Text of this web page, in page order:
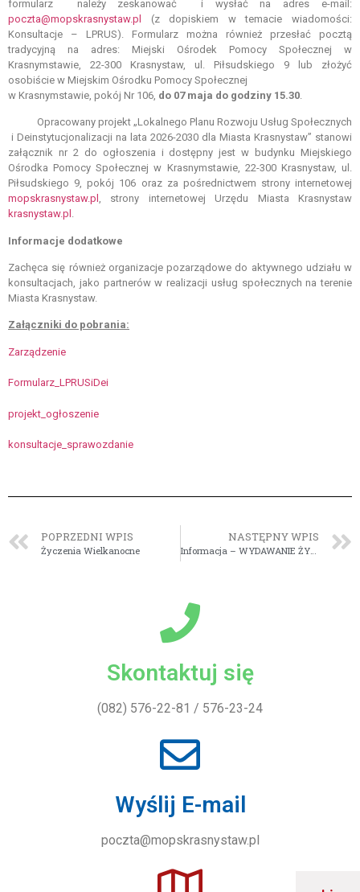
formularz należy zeskanować i wysłać na adres e-mail:
poczta@mopskrasnystaw.pl
(z dopiskiem w temacie wiadomości:
Konsultacje – LPRUS). Formularz można również przesłać pocztą
tradycyjną na adres: Miejski Ośrodek Pomocy Społecznej w
Krasnymstawie, 22-300 Krasnystaw, ul. Piłsudskiego 9 lub złożyć
osobiście w Miejskim Ośrodku Pomocy Społecznej
w Krasnymstawie, pokój Nr 106, do 07 maja do godziny 15.30
Opracowany projekt „Lokalnego Planu Rozwoju Usług Społecznych
i Deinstytucjonalizacji na lata 2026-2030 dla Miasta Krasnystaw” stanowi
załącznik nr 2 do ogłoszenia i dostępny jest w budynku Miejskiego
Ośrodka Pomocy Społecznej w Krasnymstawie, 22-300 Krasnystaw, ul.
Piłsudskiego 9, pokój 106 oraz za pośrednictwem strony internetowej
mopskrasnystaw.pl , strony internetowej Urzędu Miasta Krasnystaw
krasnystaw.pl .
Informacje dodatkowe
Zachęca się również organizacje pozarządowe do aktywnego udziału w
konsultacjach, jako partnerów w realizacji usług społecznych na terenie
Miasta Krasnystaw.
Załączniki do pobrania:
Zarządzenie
Formularz_LPRUSiDei
projekt_ogłoszenie
konsultacje_sprawozdanie
POPRZEDNI WPIS
Życzenia Wielkanocne
NASTĘPNY WPIS
Informacja – WYDAWANIE ŻYWNOŚCI
Skontaktuj się
(082) 576-22-81 / 576-23-24
Wyślij E-mail
poczta@mopskrasnystaw.pl